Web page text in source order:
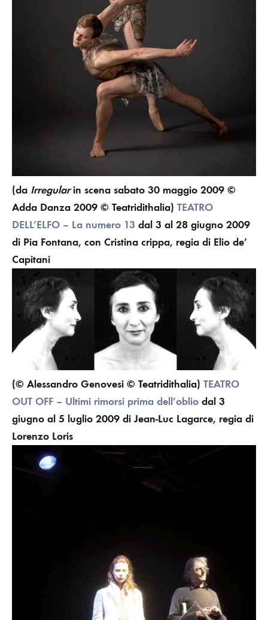
(da Irregularin scena sabato 30 maggio 2009 ©
Adda Danza 2009 © Teatridithalia) TEATRO
DELL’ELFO – La numero 13 dal 3 al 28 giugno 2009
di Pia Fontana, con Cristina crippa, regia di Elio de’
Capitani
(© Alessandro Genovesi © Teatridithalia) TEATRO
OUT OFF – Ultimi rimorsi prima dell’oblio dal 3
giugno al 5 luglio 2009 di Jean-Luc Lagarce, regia di
Lorenzo Loris